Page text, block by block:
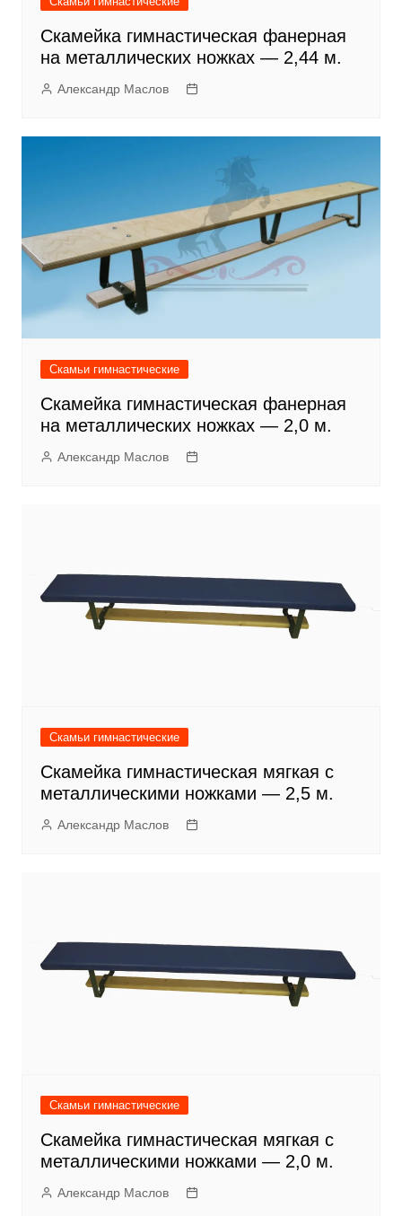
Скамейка гимнастическая фанерная
на металлических ножках — 2,44 м.
Александр Маслов
Скамьи гимнастические
Скамейка гимнастическая фанерная
на металлических ножках — 2,0 м.
Александр Маслов
Скамьи гимнастические
Скамейка гимнастическая мягкая с
металлическими ножками — 2,5 м.
Александр Маслов
Скамьи гимнастические
Скамейка гимнастическая мягкая с
металлическими ножками — 2,0 м.
Александр Маслов